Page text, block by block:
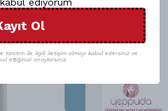
Ol
ile ilgili iletişim almayı kabul edersiniz ve
ettiğinizi onaylarsınız.